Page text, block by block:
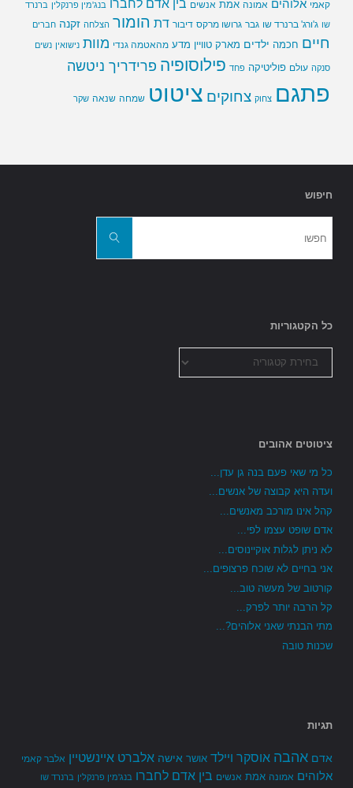
קאמי אלוהים אמונה אמת אנשים בין אדם לחברו בנג'מין פרנקלין ברנרד
שו ג'ורג' ברנרד שו גבר גרושו מרקס דיבור דת הומור הצלחה זקנה חברים
חיים חכמה ילדים מארק טוויין מדע מהאטמה גנדי מוות נישואין נשים
סנקה עולם פוליטיקה פחד פילוסופיה פרידריך ניטשה
פתגם צחוק צחוקים ציטוט שמחה שנאה שקר
חיפוש
חפשו
כל הקטגוריות
הקטגוריות
ציטוטים אהובים
כל מי שאי פעם בנה גן עדן...
ועדה היא קבוצה של אנשים...
קהל אינו מורכב מאנשים...
אדם שופט עצמו לפי...
לא ניתן לגלות אוקיינוסים...
אני בחיים לא שוכח פרצופים...
קורטוב של מעשה טוב...
קל הרבה יותר לפרק...
מתי הבנתי שאני אלוהים?...
שכנות טובה
תגיות
אדם אהבה אוסקר ויילד אושר אישה אלברט איינשטיין אלבר קאמי
אלוהים אמונה אמת אנשים בין אדם לחברו בנג'מין פרנקלין ברנרד שו